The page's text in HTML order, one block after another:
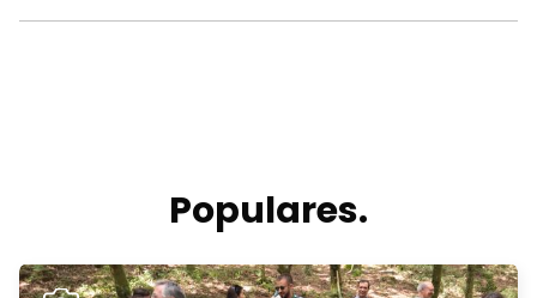
Populares.